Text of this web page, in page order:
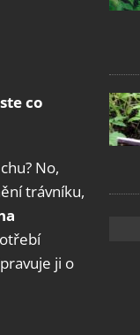
co
No,
trávníku,
ji o